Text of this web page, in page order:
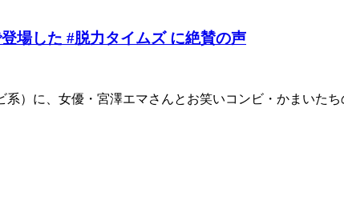
場した #脱力タイムズ に絶賛の声
）に、女優・宮澤エマさんとお笑いコンビ・かまいた